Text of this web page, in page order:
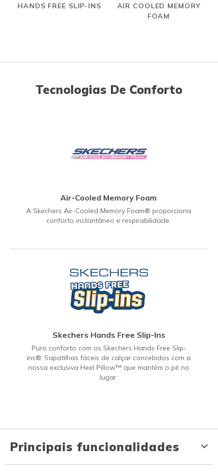
HANDS FREE SLIP-INS
AIR COOLED MEMORY
FOAM
Tecnologias De Conforto
Air-Cooled Memory Foam
A Skechers Air-Cooled Memory Foam® proporciona
conforto instantâneo e respirabilidade.
Skechers Hands Free Slip-Ins
Puro conforto com os Skechers Hands Free Slip-
ins®. Sapatilhas fáceis de calçar concebidos com a
nossa exclusiva Heel Pillow™ que mantém o pé no
lugar.
Principais funcionalidades